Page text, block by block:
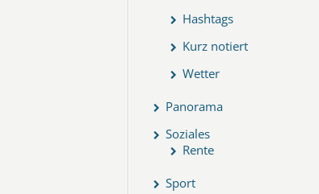
Hashtags
Kurz notiert
Wetter
Panorama
Soziales
Rente
Sport